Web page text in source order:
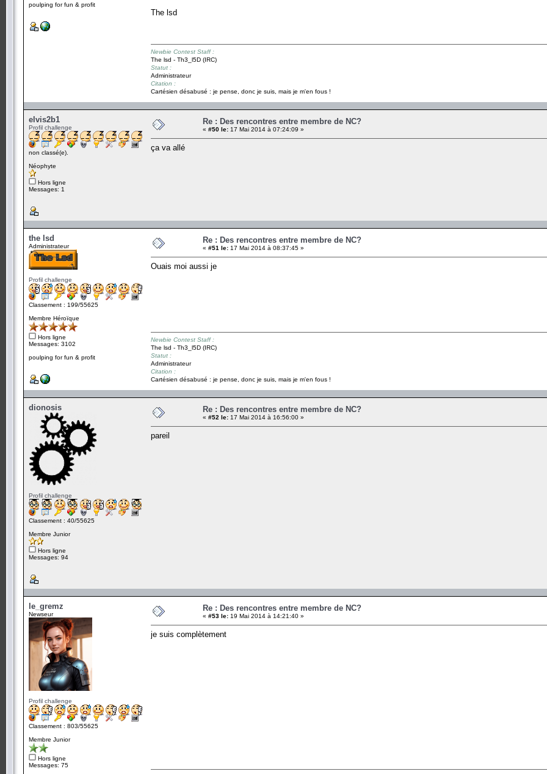
poulping for fun & profit
The lsd
Newbie Contest Staff :
The lsd - Th3_l5D (IRC)
Statut :
Administrateur
Citation :
Cartésien désabusé : je pense, donc je suis, mais je m'en fous !
elvis2b1
Profil challenge
non classé(e).
Néophyte
Hors ligne
Messages: 1
Re : Des rencontres entre membre de NC?
« #50 le: 17 Mai 2014 à 07:24:09 »
ça va allé
the lsd
Administrateur
Profil challenge
Classement : 199/55625
Membre Héroïque
Hors ligne
Messages: 3102
poulping for fun & profit
Re : Des rencontres entre membre de NC?
« #51 le: 17 Mai 2014 à 08:37:45 »
Ouais moi aussi je
Newbie Contest Staff :
The lsd - Th3_l5D (IRC)
Statut :
Administrateur
Citation :
Cartésien désabusé : je pense, donc je suis, mais je m'en fous !
dionosis
Profil challenge
Classement : 40/55625
Membre Junior
Hors ligne
Messages: 94
Re : Des rencontres entre membre de NC?
« #52 le: 17 Mai 2014 à 16:56:00 »
pareil
le_gremz
Newseur
Profil challenge
Classement : 803/55625
Membre Junior
Hors ligne
Messages: 75
Re : Des rencontres entre membre de NC?
« #53 le: 19 Mai 2014 à 14:21:40 »
je suis complètement